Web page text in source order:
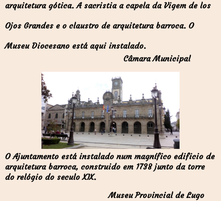
arquitetura gótica. A sacristia a capela da Vigem de los
Ojos Grandes e o claustro de arquitetura barroca. O
Museu Diocesano está aqui instalado.
Câmara Municipal
O Ajuntamento está instalado num magnífico edificio de
arquitetura barroca, construido em 1738 junto da torre
do relógio do seculo XIX.
Museu Provincial de Lugo